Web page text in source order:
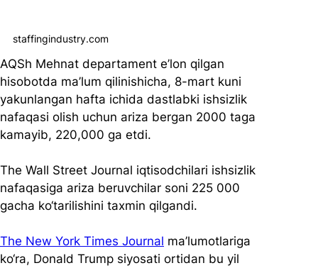
AQSh Mehnat departament e’lon qilgan
hisobotda ma’lum qilinishicha, 8-mart kuni
yakunlangan hafta ichida dastlabki ishsizlik
nafaqasi olish uchun ariza bergan 2000 taga
kamayib, 220,000 ga etdi.
The Wall Street Journal iqtisodchilari ishsizlik
nafaqasiga ariza beruvchilar soni 225 000
gacha ko‘tarilishini taxmin qilgandi.
The New York Times Journal ma’lumotlariga
ko‘ra, Donald Trump siyosati ortidan bu yil
staffingindustry.com